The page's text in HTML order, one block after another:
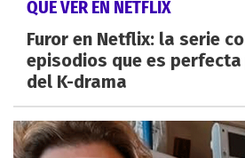
QUÉ VER EN NETFLIX
Furor en Netflix: la serie
episodios que es
del K-drama